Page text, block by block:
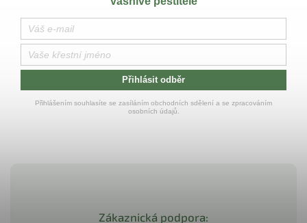
Zákaznická podpora:
Přihlásit odběr
Přihlášením souhlasíte se zasíláním obchodních sdělení a se zpracováním
osobních údajů.